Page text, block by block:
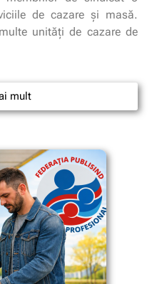
de cazare și masă.
unități de cazare de
mult